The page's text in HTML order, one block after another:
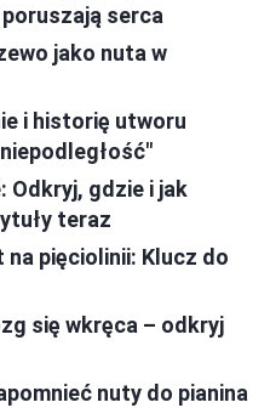
serca
jako nuta w
i historię utworu
Odkryj, gdzie i jak
teraz
pięciolinii: Klucz do
się wkręca – odkryj
nuty do pianina